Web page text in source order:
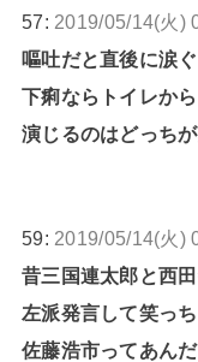
57: 2019/05/14(火)
嘔吐だと直後に涙
下痢ならトイレか
演じるのはどっち
59: 2019/05/14(火)
昔三国連太郎と西
左派発言して笑っ
佐藤浩市ってあん